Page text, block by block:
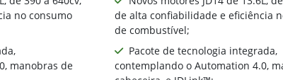
no consumo
manobras de
de alta confiabilidade e eficiência
de combustível;
Pacote de tecnologia integrada,
contemplando o Automation 4.0,